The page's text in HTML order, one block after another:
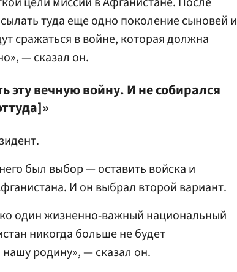
туда еще одно поколение сыновей и
сражаться в войне, которая должна
— сказал он.
эту вечную войну. И не собирался
был выбор — оставить войска и
И он выбрал второй вариант.
один жизненно-важный национальный
никогда больше не будет
родину», — сказал он.